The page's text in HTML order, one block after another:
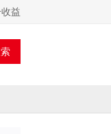
益